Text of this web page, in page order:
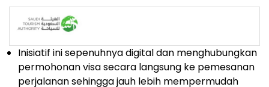
Inisiatif ini sepenuhnya digital dan menghubungkan
permohonan visa secara langsung ke pemesanan
perjalanan sehingga jauh lebih mempermudah